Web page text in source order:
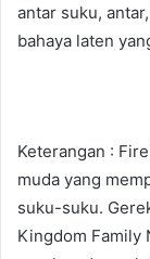
antar suku,
bahaya laten
Keterangan :
muda yang
suku-suku.
Kingdom Family